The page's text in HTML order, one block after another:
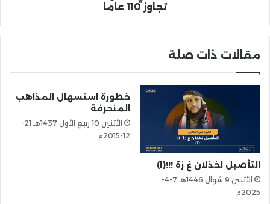
تجاوز 110 عاما
مقالات ذات صلة
التأصيل لخذلان غ زة !!!(١)
الأثنين 9 شوال 1446هـ 7-4-
2025م
خطورة استسهال المذاهب
المنحرفة
الأثنين 10 ربيع الأول 1437هـ 21-
12-2015م